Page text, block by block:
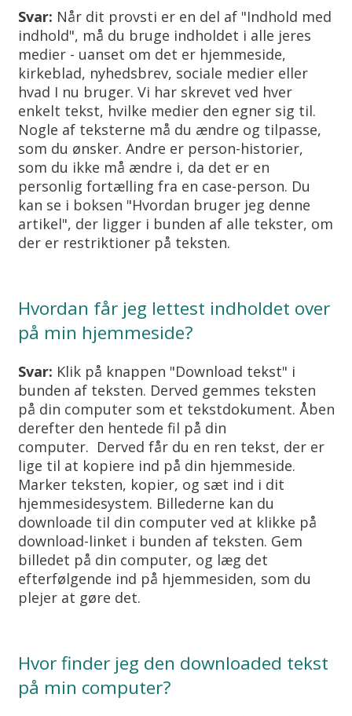
Svar: Når dit provsti er en del af "Indhold med
indhold", må du bruge indholdet i alle jeres
medier - uanset om det er hjemmeside,
kirkeblad, nyhedsbrev, sociale medier eller
hvad I nu bruger. Vi har skrevet ved hver
enkelt tekst, hvilke medier den egner sig til.
Nogle af teksterne må du ændre og tilpasse,
som du ønsker. Andre er person-historier,
som du ikke må ændre i, da det er en
personlig fortælling fra en case-person. Du
kan se i boksen "Hvordan bruger jeg denne
artikel", der ligger i bunden af alle tekster, om
der er restriktioner på teksten.
Hvordan får jeg lettest indholdet over
på min hjemmeside?
Svar: Klik på knappen "Download tekst" i
bunden af teksten. Derved gemmes teksten
på din computer som et tekstdokument. Åben
derefter den hentede fil på din
computer. Derved får du en ren tekst, der er
lige til at kopiere ind på din hjemmeside.
Marker teksten, kopier, og sæt ind i dit
hjemmesidesystem. Billederne kan du
downloade til din computer ved at klikke på
download-linket i bunden af teksten. Gem
billedet på din computer, og læg det
efterfølgende ind på hjemmesiden, som du
plejer at gøre det.
Hvor finder jeg den downloaded tekst
på min computer?